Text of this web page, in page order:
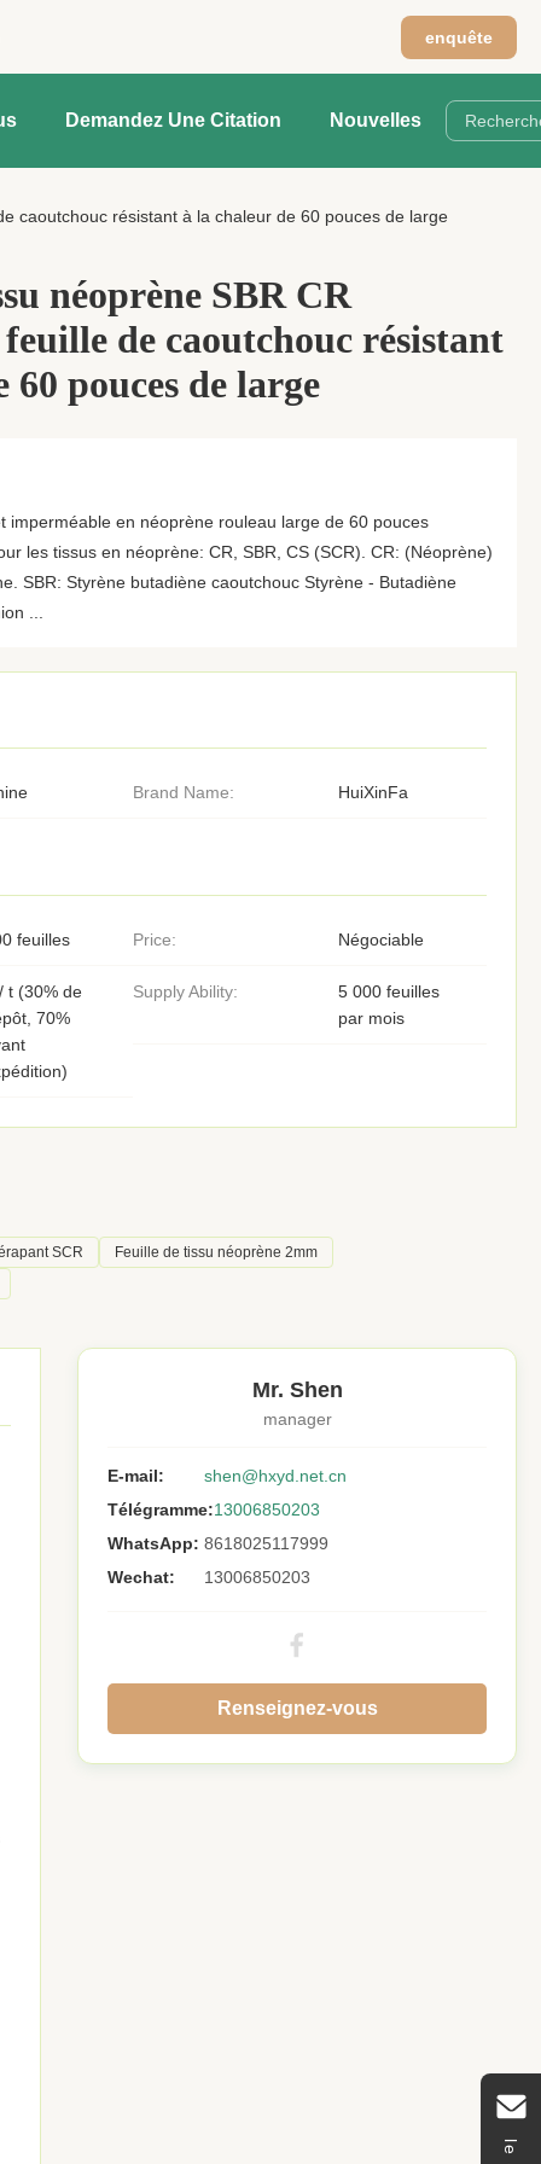
enquête
Demandez Une Citation Nouvelles
caoutchouc résistant à la chaleur de 60 pouces de large
néoprène SBR CR
de caoutchouc résistant
60 pouces de large
imperméable en néoprène rouleau large de 60 pouces
les tissus en néoprène: CR, SBR, CS (SCR). CR: (Néoprène)
SBR: Styrène butadiène caoutchouc Styrène - Butadiène
...
Brand Name: HuiXinFa
feuilles Price: Négociable
t (30% de
70%
Supply Ability:
5 000 feuilles
par mois
SCR
Feuille de tissu néoprène 2mm
Mr. Shen
manager
E-mail:
shen@hxyd.net.cn
Télégramme:13006850203
WhatsApp: 8618025117999
Wechat:
13006850203
Renseignez-vous